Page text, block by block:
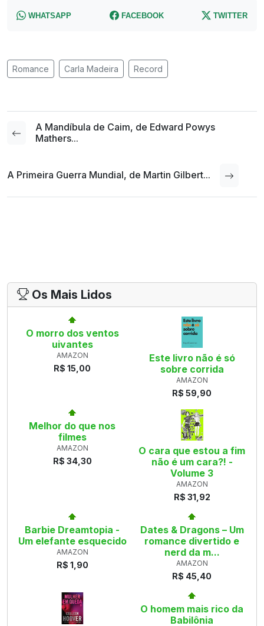
WHATSAPP FACEBOOK TWITTER
Romance Carla Madeira Record
A Mandíbula de Caim, de Edward Powys
Mathers...
A Primeira Guerra Mundial, de Martin Gilbert...
Os Mais Lidos
O morro dos ventos
uivantes
AMAZON
R$ 15,00
Este livro não é só
sobre corrida
AMAZON
R$ 59,90
Melhor do que nos
filmes
AMAZON
R$ 34,30
O cara que estou a fim
não é um cara?! -
Volume 3
AMAZON
R$ 31,92
Barbie Dreamtopia -
Um elefante esquecido
AMAZON
R$ 1,90
Dates & Dragons – Um
romance divertido e
nerd da m...
AMAZON
R$ 45,40
O homem mais rico da
Babilônia